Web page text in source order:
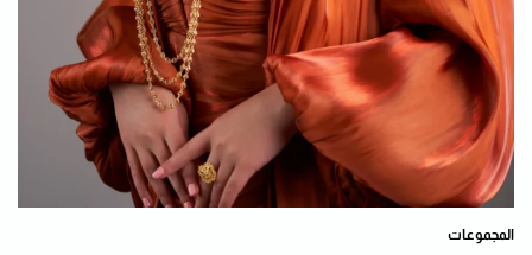
المجموعات